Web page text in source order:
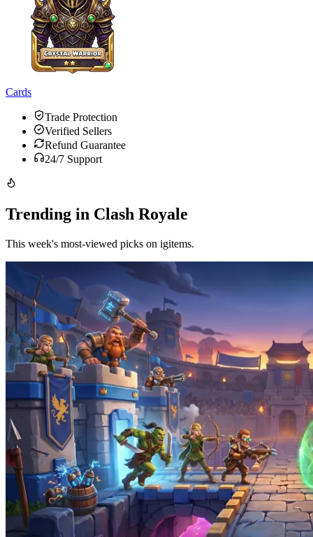
Cards
Trade Protection
Verified Sellers
Refund Guarantee
24/7 Support
Trending in Clash Royale
This week's most-viewed picks on igitems.